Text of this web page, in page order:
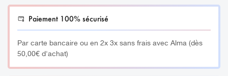
Paiement 100% sécurisé
Par carte bancaire ou en 2x 3x sans frais avec Alma (dès
50,00€ d'achat)